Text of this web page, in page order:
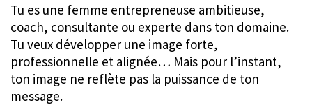
Tu es une femme entrepreneuse ambitieuse,
coach, consultante ou experte dans ton domaine.
Tu veux développer une image forte,
professionnelle et alignée… Mais pour l’instant,
ton image ne reflète pas la puissance de ton
message.